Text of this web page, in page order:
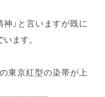
」と言いますが既に
ます。
東京紅型の染帯が上